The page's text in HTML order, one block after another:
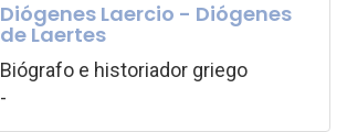
Diógenes Laercio - Diógenes
de Laertes
Biógrafo e historiador griego
-